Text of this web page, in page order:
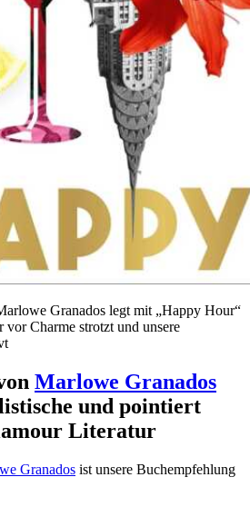
Granados legt mit „Happy Hour“
vor Charme strotzt und unsere
Marlowe Granados
und pointiert
Literatur
Granados ist unsere Buchempfehlung